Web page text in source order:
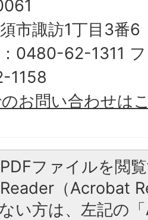
市諏訪1丁目3番6
0480-62-1311
1158
お問い合わせは
PDFファイルを閲
Reader（Acrobat
い方は、左記の